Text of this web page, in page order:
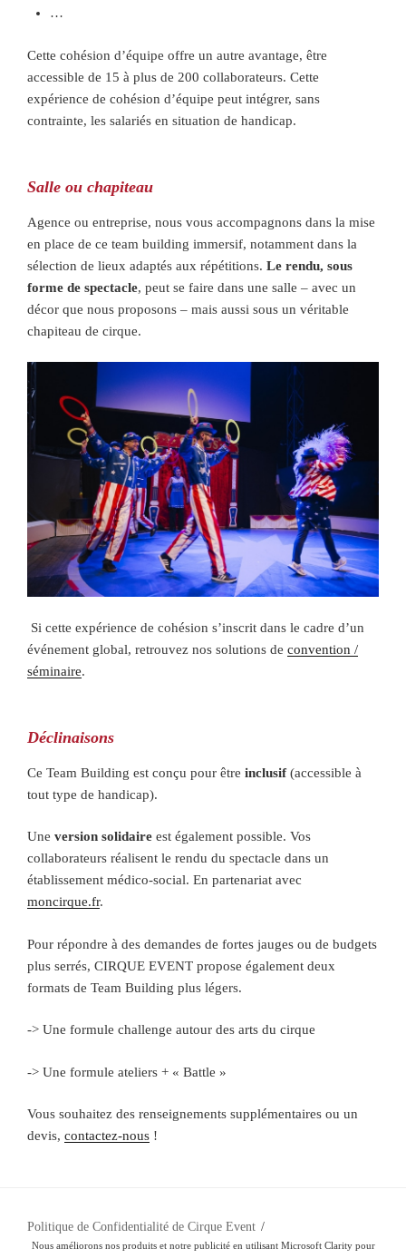
…
Cette cohésion d’équipe offre un autre avantage, être
accessible de 15 à plus de 200 collaborateurs. Cette
expérience de cohésion d’équipe peut intégrer, sans
contrainte, les salariés en situation de handicap.
Salle ou chapiteau
Agence ou entreprise, nous vous accompagnons dans la mise
en place de ce team building immersif, notamment dans la
sélection de lieux adaptés aux répétitions. Le rendu, sous
forme de spectacle, peut se faire dans une salle – avec un
décor que nous proposons – mais aussi sous un véritable
chapiteau de cirque.
Si cette expérience de cohésion s’inscrit dans le cadre d’un
événement global, retrouvez nos solutions de convention /
séminaire.
Déclinaisons
Ce Team Building est conçu pour être inclusif(accessible à
tout type de handicap).
Une version solidaire est également possible. Vos
collaborateurs réalisent le rendu du spectacle dans un
établissement médico-social. En partenariat avec
moncirque.fr.
Pour répondre à des demandes de fortes jauges ou de budgets
plus serrés, CIRQUE EVENT propose également deux
formats de Team Building plus légers.
-> Une formule challenge autour des arts du cirque
-> Une formule ateliers + « Battle »
Vous souhaitez des renseignements supplémentaires ou un
devis, contactez-nous !
Politique de Confidentialité de Cirque Event
Nous améliorons nos produits et notre publicité en utilisant Microsoft Clarity pour